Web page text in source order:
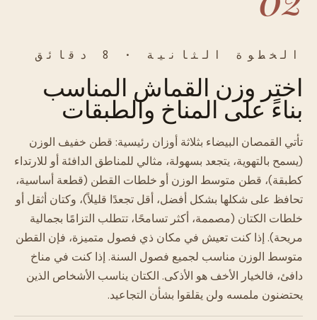
الخطوة الثانية · 8 دقائق
اختر وزن القماش المناسب
بناءً على المناخ والطبقات
تأتي القمصان البيضاء بثلاثة أوزان رئيسية: قطن خفيف الوزن
(يسمح بالتهوية، يتجعد بسهولة، مثالي للمناطق الدافئة أو للارتداء
كطبقة)، قطن متوسط الوزن أو خلطات القطن (قطعة أساسية،
تحافظ على شكلها بشكل أفضل، أقل تجعدًا قليلاً)، وكتان أثقل أو
خلطات الكتان (مصممة، أكثر تسامحًا، تتطلب التزامًا بجمالية
مريحة). إذا كنت تعيش في مكان ذي فصول متميزة، فإن القطن
متوسط الوزن مناسب لجميع فصول السنة. إذا كنت في مناخ
دافئ، فالخيار الأخف هو الأذكى. الكتان يناسب الأشخاص الذين
يحتضنون ملمسه ولن يقلقوا بشأن التجاعيد.